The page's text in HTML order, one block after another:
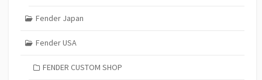
Fender Japan
Fender USA
FENDER CUSTOM SHOP